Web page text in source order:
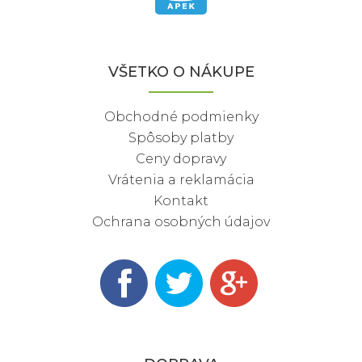
VŠETKO O NÁKUPE
Obchodné podmienky
Spôsoby platby
Ceny dopravy
Vrátenia a reklamácia
Kontakt
Ochrana osobných údajov